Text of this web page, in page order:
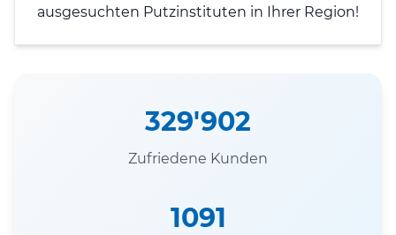
ausgesuchten Putzinstituten in Ihrer Region!
329'902
Zufriedene Kunden
1091